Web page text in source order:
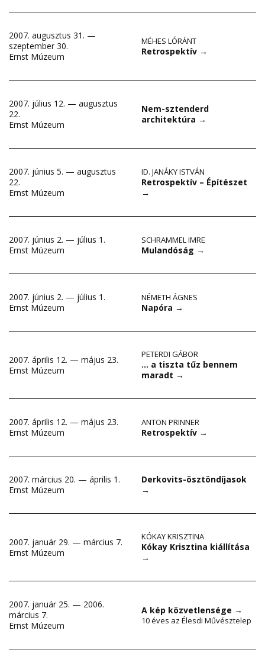
2007. augusztus 31. —
szeptember 30.
Ernst Múzeum
MÉHES LÓRÁNT
Retrospektív →
2007. július 12. — augusztus
22.
Ernst Múzeum
Nem-sztenderd
architektúra →
2007. június 5. — augusztus
22.
Ernst Múzeum
ID. JANÁKY ISTVÁN
Retrospektív – Építészet
→
2007. június 2. — július 1.
Ernst Múzeum
SCHRAMMEL IMRE
Mulandóság →
2007. június 2. — július 1.
Ernst Múzeum
NÉMETH ÁGNES
Napóra →
2007. április 12. — május 23.
Ernst Múzeum
PETERDI GÁBOR
… a tiszta tűz bennem
maradt →
2007. április 12. — május 23.
Ernst Múzeum
ANTON PRINNER
Retrospektív →
2007. március 20. — április 1.
Ernst Múzeum
Derkovits-ösztöndíjasok
→
2007. január 29. — március 7.
Ernst Múzeum
KÓKAY KRISZTINA
Kókay Krisztina kiállítása
→
2007. január 25. — 2006.
március 7.
Ernst Múzeum
A kép közvetlensége →
10 éves az Élesdi Művésztelep